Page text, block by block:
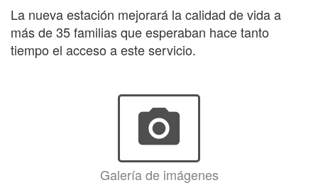
La nueva estación mejorará la calidad de vida a
más de 35 familias que esperaban hace tanto
tiempo el acceso a este servicio.
photo_camera
Galería de imágenes